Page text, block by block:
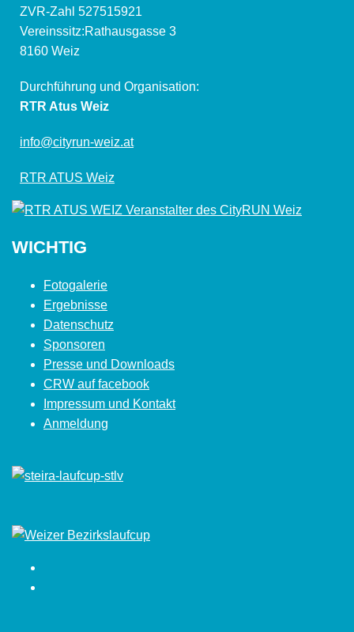
ZVR-Zahl 527515921
Vereinssitz:Rathausgasse 3
8160 Weiz
Durchführung und Organisation:
RTR Atus Weiz
info@cityrun-weiz.at
RTR ATUS Weiz
WICHTIG
Fotogalerie
Ergebnisse
Datenschutz
Sponsoren
Presse und Downloads
CRW auf facebook
Impressum und Kontakt
Anmeldung